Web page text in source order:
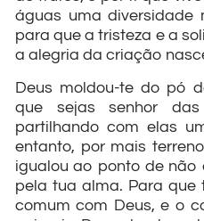
águas uma diversidade
para que a tristeza e a
a alegria da criação
Deus moldou-te do pó
que sejas senhor
partilhando com elas
entanto, por mais
igualou ao ponto de não
pela tua alma. Para que
comum com Deus, e o